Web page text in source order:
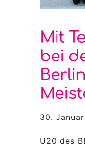
Mit
bei
30.
U20 des